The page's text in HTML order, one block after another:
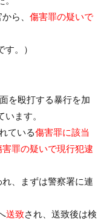
ら、 傷害罪の疑いで
。）
を殴打する暴行を加
ます。
ている傷害罪に該当
害罪の疑いで現行犯逮
れ、まずは警察署に連
送致され、送致後は検